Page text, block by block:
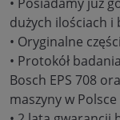
dużych ilościach
• Oryginalne
• Protokół
Bosch EPS 708
maszyny w Polsce